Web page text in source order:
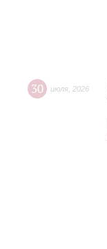
30 июля 2026